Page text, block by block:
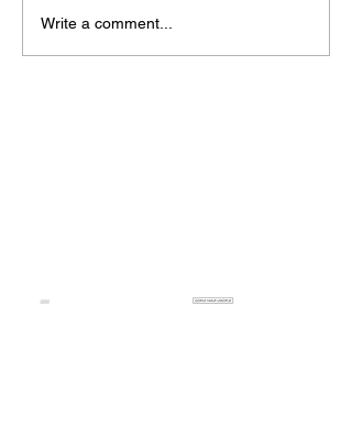
Write a comment...